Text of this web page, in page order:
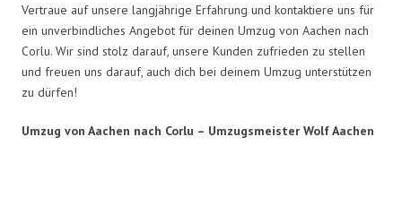
Vertraue auf unsere langjährige Erfahrung und kontaktiere uns für
ein unverbindliches Angebot für deinen Umzug von Aachen nach
Corlu. Wir sind stolz darauf, unsere Kunden zufrieden zu stellen
und freuen uns darauf, auch dich bei deinem Umzug unterstützen
zu dürfen!
Umzug von Aachen nach Corlu – Umzugsmeister Wolf Aachen